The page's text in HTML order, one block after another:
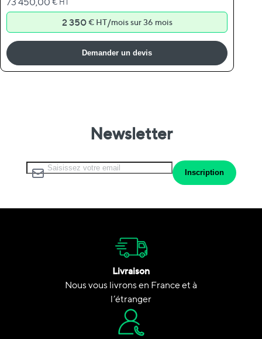
2 350€ HT/mois sur 36 mois
Demander un devis
Newsletter
Inscription à notre lettre d’information :
Inscription
Livraison
Nous vous livrons en France et à
l’étranger